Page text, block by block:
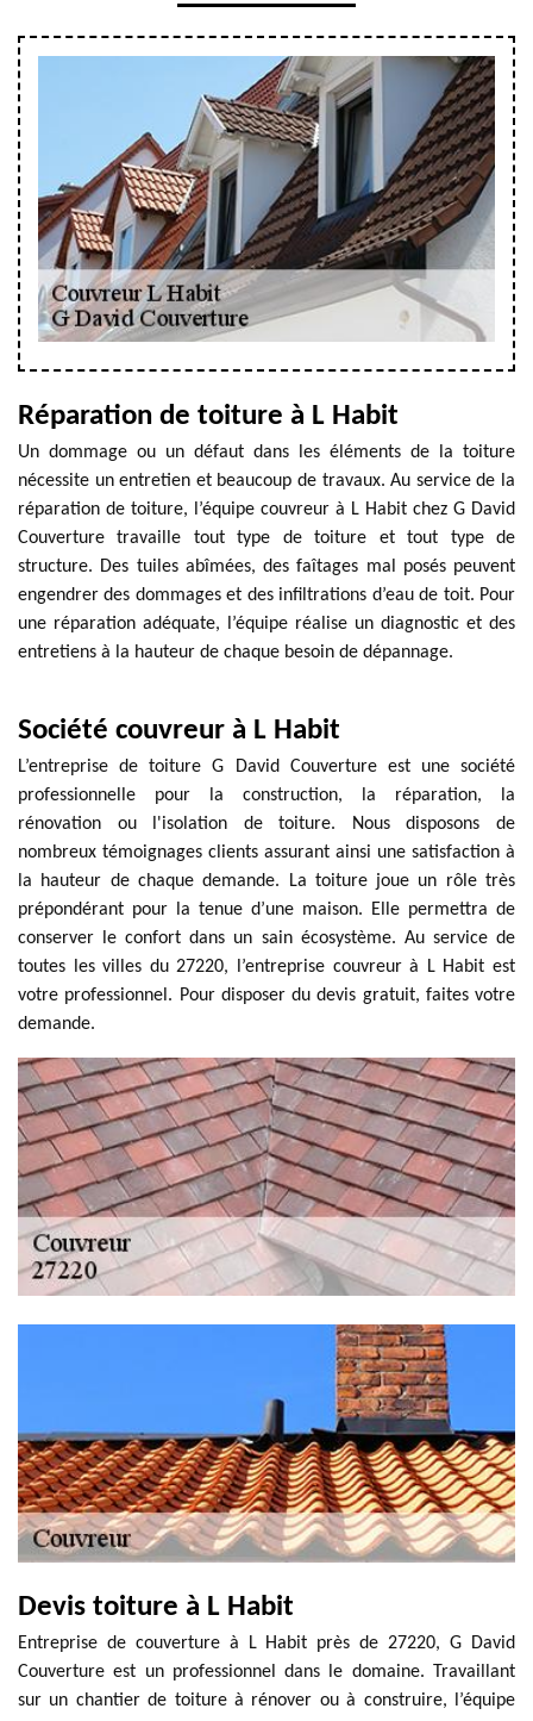
Réparation de toiture à L Habit
Un dommage ou un défaut dans les éléments de la toiture
nécessite un entretien et beaucoup de travaux. Au service de la
réparation de toiture, l’équipe couvreur à L Habit chez G David
Couverture travaille tout type de toiture et tout type de
structure. Des tuiles abîmées, des faîtages mal posés peuvent
engendrer des dommages et des infiltrations d’eau de toit. Pour
une réparation adéquate, l’équipe réalise un diagnostic et des
entretiens à la hauteur de chaque besoin de dépannage.
Société couvreur à L Habit
L’entreprise de toiture G David Couverture est une société
professionnelle pour la construction, la réparation, la
rénovation ou l'isolation de toiture. Nous disposons de
nombreux témoignages clients assurant ainsi une satisfaction à
la hauteur de chaque demande. La toiture joue un rôle très
prépondérant pour la tenue d’une maison. Elle permettra de
conserver le confort dans un sain écosystème. Au service de
toutes les villes du 27220, l’entreprise couvreur à L Habit est
votre professionnel. Pour disposer du devis gratuit, faites votre
demande.
Devis toiture à L Habit
Entreprise de couverture à L Habit près de 27220, G David
Couverture est un professionnel dans le domaine. Travaillant
sur un chantier de toiture à rénover ou à construire, l’équipe